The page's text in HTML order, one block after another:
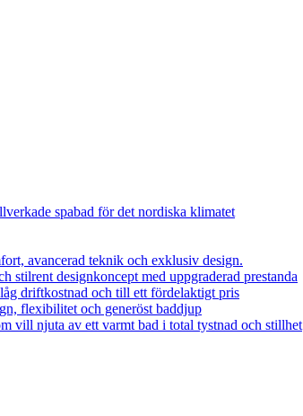
spabad för det nordiska klimatet
avancerad teknik och exklusiv design.
stilrent designkoncept med uppgraderad prestanda
driftkostnad och till ett fördelaktigt pris
flexibilitet och generöst baddjup
vill njuta av ett varmt bad i total tystnad och stillhet